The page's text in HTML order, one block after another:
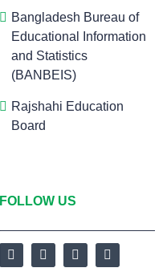
Bangladesh Bureau of
Educational Information
and Statistics
(BANBEIS)
Rajshahi Education
Board
FOLLOW US